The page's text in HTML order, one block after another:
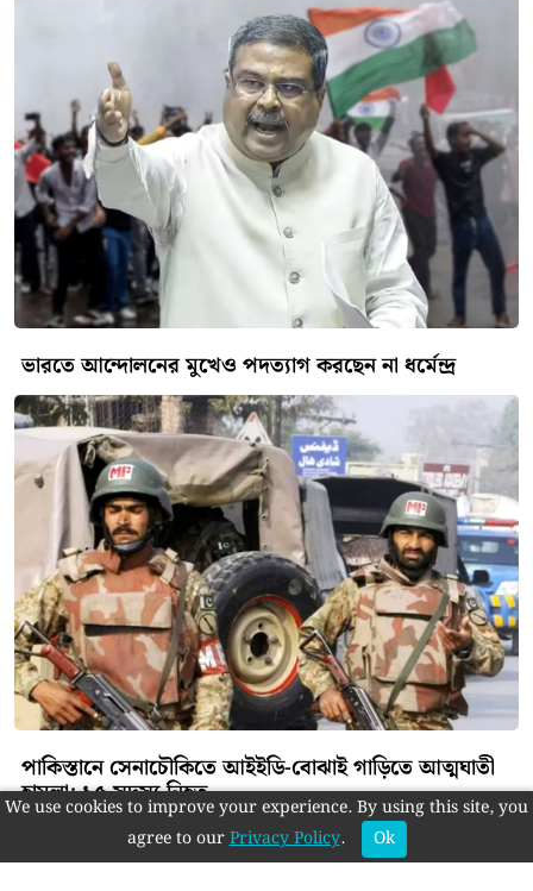
বিরল সীমান্তে ১ জন আটক,
৫০ পিস ভারতীয় ট্যাপেন্টাডল
উদ্ধার
উল্লাপাড়ায় সড়ক দুর্ঘটনায় দুই
ব্যক্তি নিহত
বিরলে ‘উপজেলার ইতিহাস ও
ঐতিহ্য সংকলন’ বিষয়ক
মতবিনিময়
এই বিভাগের আরও খবর
We use cookies to improve your experience. By using this site, you
agree to ourPrivacy Policy. Ok